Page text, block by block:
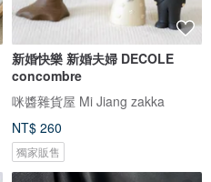
新婚快樂 新婚夫婦 DECOLE
concombre
咪醬雜貨屋 Mi Jiang zakka
NT$ 260
獨家販售